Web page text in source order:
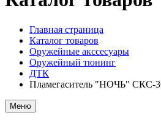
Главная страница
Каталог товаров
Оружейные акссесуары
Оружейный тюнинг
ДТК
Пламегаситель "НОЧЬ" СКС-
Меню